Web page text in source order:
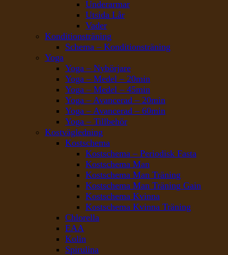
Underarmar
Utsida Lår
Vader
Konditionsträning
Schema – Konditionsträning
Yoga
Yoga – Nybörjare
Yoga – Medel – 20min
Yoga – Medel – 45min
Yoga – Avancerad – 20min
Yoga – Avancerad – 60min
Yoga – Tillbehör
Kostvägledning
Kostschema
Kostschema – Periodisk Fasta
Kostschema Man
Kostschema Man Träning
Kostschema Man Träning Gain
Kostschema Kvinna
Kostschema Kvinna Träning
Chlorella
EAA
Kolin
Spirulina